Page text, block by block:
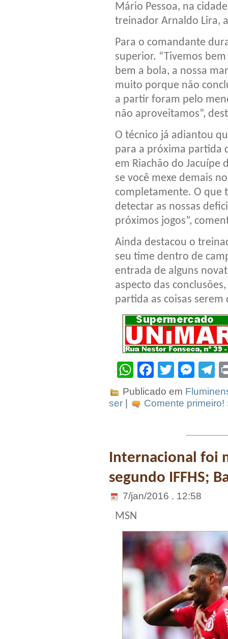
Mário Pessoa, na
treinador Arnaldo Lira,
Para o comandante
superior. “Tivemos
bem a bola, a nossa
muito porque não
a partir foram pelo
não aproveitamos”,
O técnico já adiantou
para a próxima partida
em Riachão do Jacuípe
se você mexe demais
completamente. O que
detectar as nossas
próximos jogos”,
Ainda destacou o
seu time dentro de
entrada de alguns
aspecto das
partida as coisas
WhatsApp
Facebook
Twitter
Publicado em
ser
Comente primeiro!
Internacional foi
segundo IFFHS;
7/jan/2016 . 12:58
MSN